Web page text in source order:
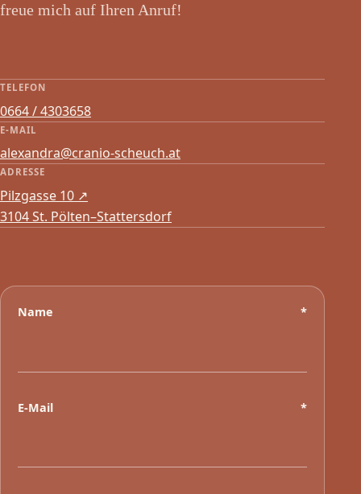
freue mich auf Ihren Anruf!
TELEFON
0664 / 4303658
E-MAIL
alexandra@cranio-scheuch.at
ADRESSE
Pilzgasse 10 ↗
3104 St. Pölten–Stattersdorf
Name *
E-Mail *